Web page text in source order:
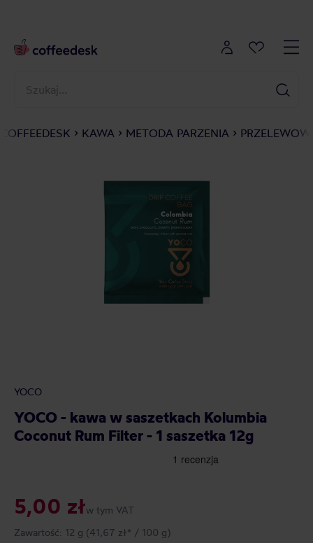
COFFEEDESK KAWA METODA PARZENIA
YOCO
YOCO - kawa w saszetkach Kolumbia
Coconut Rum Filter - 1 saszetka 12g
5,00 złw tym VAT
Zawartość: 12 g (41,67 zł* / 100 g)